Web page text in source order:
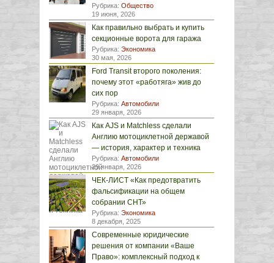
Рубрика: Общество
19 июня, 2026
Как правильно выбрать и купить
секционные ворота для гаража
Рубрика: Экономика
30 мая, 2026
Ford Transit второго поколения:
почему этот «работяга» жив до
сих пор
Рубрика: Автомобили
29 января, 2026
Как AJS и Matchless сделали
Англию мотоциклетной державой
— история, характер и техника
Рубрика: Автомобили
29 января, 2026
ЧЕК-ЛИСТ «Как предотвратить
фальсификации на общем
собрании СНТ»
Рубрика: Экономика
8 декабря, 2025
Современные юридические
решения от компании «Ваше
Право»: комплексный подход к